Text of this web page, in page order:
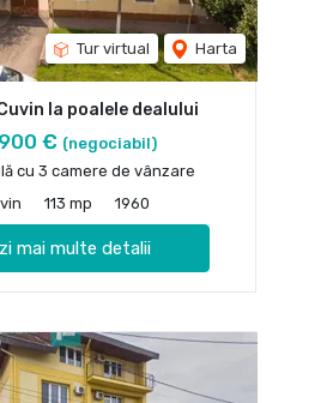
Tur virtual Harta
la poalele dealului
€ (negociabil)
cu 3 camere de vânzare
113 mp 1960
mai multe detalii